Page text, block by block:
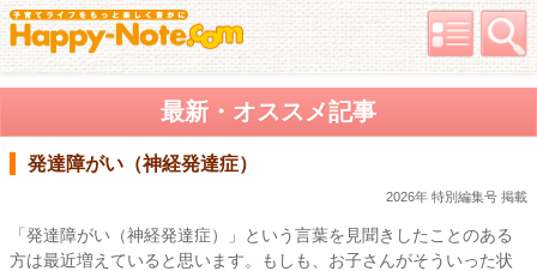
最新・オススメ記事
発達障がい（神経発達症）
2026年 特別編集号 掲載
「発達障がい（神経発達症）」という言葉を見聞きしたことのある
方は最近増えていると思います。もしも、お子さんがそういった状